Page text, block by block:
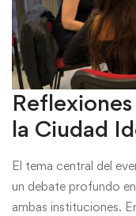
la Ciudad
El tema central del
un debate profundo
ambas instituciones.